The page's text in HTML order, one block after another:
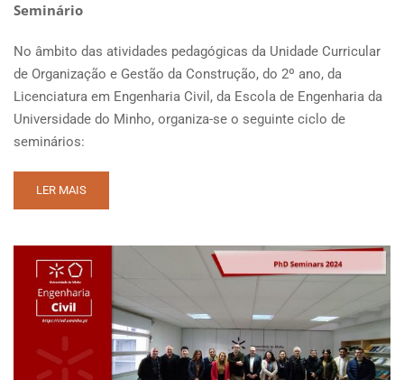
Seminário
No âmbito das atividades pedagógicas da Unidade Curricular
de Organização e Gestão da Construção, do 2º ano, da
Licenciatura em Engenharia Civil, da Escola de Engenharia da
Universidade do Minho, organiza-se o seguinte ciclo de
seminários:
READ
MORE
CICLO
DE
SEMINÁRIOS,
ORÇAMENTAÇÃO,
ELABORAÇÃO
PROPOSTAS
LER MAIS